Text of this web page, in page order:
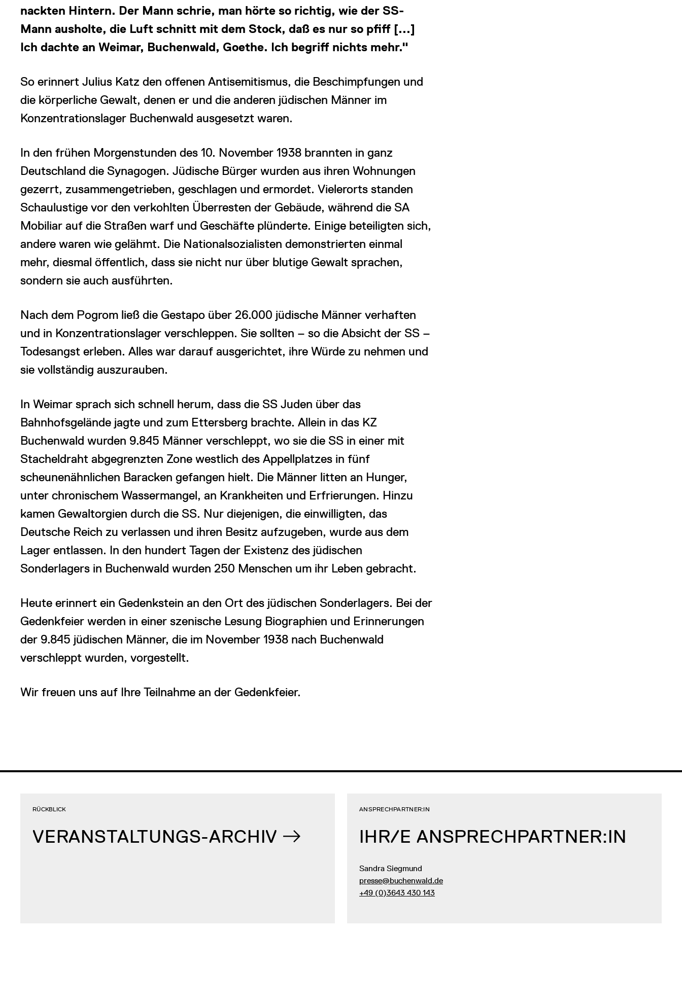
nackten Hintern. Der Mann schrie, man hörte so richtig, wie der SS-
Mann ausholte, die Luft schnitt mit dem Stock, daß es nur so pfiff [...]
Ich dachte an Weimar, Buchenwald, Goethe. Ich begriff nichts mehr."
So erinnert Julius Katz den offenen Antisemitismus, die Beschimpfungen und
die körperliche Gewalt, denen er und die anderen jüdischen Männer im
Konzentrationslager Buchenwald ausgesetzt waren.
In den frühen Morgenstunden des 10. November 1938 brannten in ganz
Deutschland die Synagogen. Jüdische Bürger wurden aus ihren Wohnungen
gezerrt, zusammengetrieben, geschlagen und ermordet. Vielerorts standen
Schaulustige vor den verkohlten Überresten der Gebäude, während die SA
Mobiliar auf die Straßen warf und Geschäfte plünderte. Einige beteiligten sich,
andere waren wie gelähmt. Die Nationalsozialisten demonstrierten einmal
mehr, diesmal öffentlich, dass sie nicht nur über blutige Gewalt sprachen,
sondern sie auch ausführten.
Nach dem Pogrom ließ die Gestapo über 26.000 jüdische Männer verhaften
und in Konzentrationslager verschleppen. Sie sollten – so die Absicht der SS –
Todesangst erleben. Alles war darauf ausgerichtet, ihre Würde zu nehmen und
sie vollständig auszurauben.
In Weimar sprach sich schnell herum, dass die SS Juden über das
Bahnhofsgelände jagte und zum Ettersberg brachte. Allein in das KZ
Buchenwald wurden 9.845 Männer verschleppt, wo sie die SS in einer mit
Stacheldraht abgegrenzten Zone westlich des Appellplatzes in fünf
scheunenähnlichen Baracken gefangen hielt. Die Männer litten an Hunger,
unter chronischem Wassermangel, an Krankheiten und Erfrierungen. Hinzu
kamen Gewaltorgien durch die SS. Nur diejenigen, die einwilligten, das
Deutsche Reich zu verlassen und ihren Besitz aufzugeben, wurde aus dem
Lager entlassen. In den hundert Tagen der Existenz des jüdischen
Sonderlagers in Buchenwald wurden 250 Menschen um ihr Leben gebracht.
Heute erinnert ein Gedenkstein an den Ort des jüdischen Sonderlagers. Bei der
Gedenkfeier werden in einer szenische Lesung Biographien und Erinnerungen
der 9.845 jüdischen Männer, die im November 1938 nach Buchenwald
verschleppt wurden, vorgestellt.
Wir freuen uns auf Ihre Teilnahme an der Gedenkfeier.
VERANSTALTUNGS-ARCHIV
RÜCKBLICK
IHR/E ANSPRECH­PARTNER:IN
ANSPRECHPARTNER:IN
Sandra Siegmund
presse@buchenwald.de
+49 (0)3643 430 143